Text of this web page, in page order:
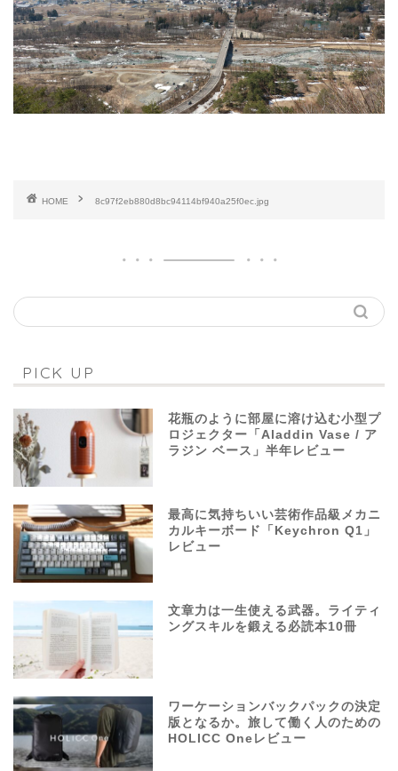
HOME 8c97f2eb880d8bc94114bf940a25f0ec.jpg
PICK UP
花瓶のように部屋に溶け込む小型プ
ロジェクター「Aladdin Vase / ア
ラジン ベース」半年レビュー
最高に気持ちいい芸術作品級メカニ
カルキーボード「Keychron Q1」
レビュー
文章力は一生使える武器。ライティ
ングスキルを鍛える必読本10冊
ワーケーションバックパックの決定
版となるか。旅して働く人のための
HOLICC Oneレビュー